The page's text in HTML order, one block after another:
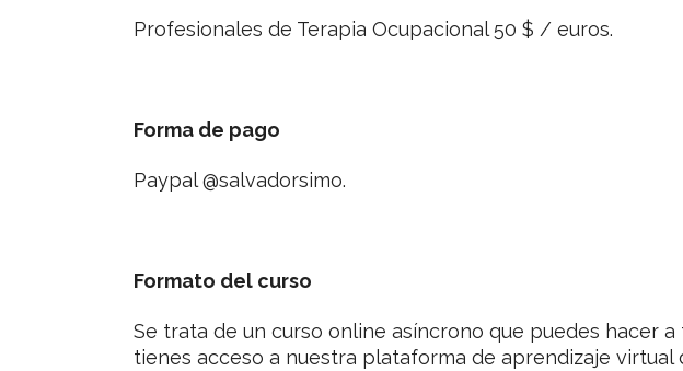
Profesionales de Terapia Ocupacional 50 $ / euros.
Forma de pago
Paypal @salvadorsimo.
Formato del curso
Se trata de un curso online asíncrono que puedes hacer
tienes acceso a nuestra plataforma de aprendizaje virtual